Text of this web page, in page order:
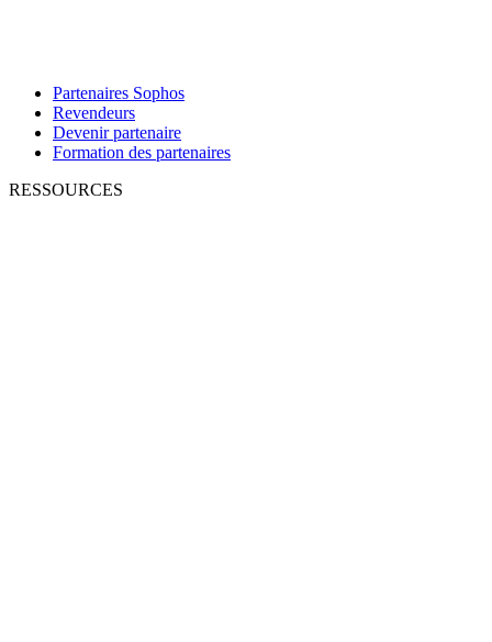
Partenaires Sophos
Revendeurs
Devenir partenaire
Formation des partenaires
RESSOURCES